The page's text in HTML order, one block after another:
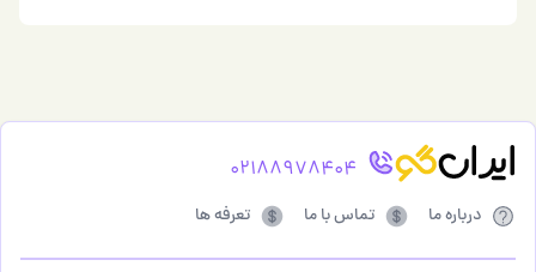
02188978404
درباره ما تماس با ما تعرفه ها